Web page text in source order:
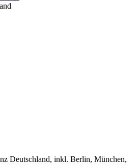
Deutschland, inkl. Berlin, München,